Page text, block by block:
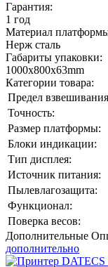
Гарантия:
1 год
Материал
Нерж сталь
Габариты упаковки:
1000х800х63mm
Категории товара:
Предел
Точность:
Размер платформы:
Блоки индикации:
Тип дисплея:
Источник питания:
Пылевлагозащита:
Функционал:
Поверка весов:
Дополнительные
дополнительно